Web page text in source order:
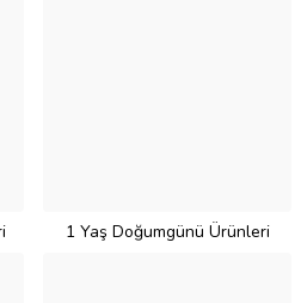
1 Yaş Doğumgünü Ürünleri